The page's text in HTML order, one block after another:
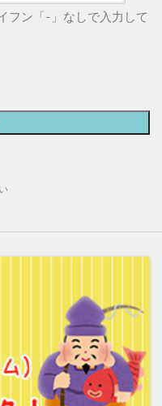
フン「-」なしで入力して